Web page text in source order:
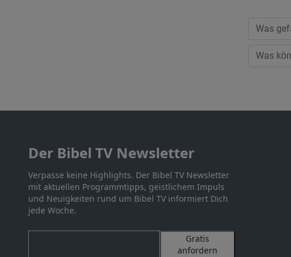
Der Bibel TV Newsletter
Verpasse keine Highlights. Der Bibel TV Newsletter
mit aktuellen Programmtipps, geistlichem Impuls
und Neuigkeiten rund um Bibel TV informiert Dich
jede Woche.
Gratis
anfordern